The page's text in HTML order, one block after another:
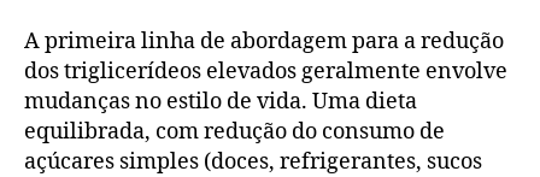
A primeira linha de abordagem para a redução
dos triglicerídeos elevados geralmente envolve
mudanças no estilo de vida. Uma dieta
equilibrada, com redução do consumo de
açúcares simples (doces, refrigerantes, sucos